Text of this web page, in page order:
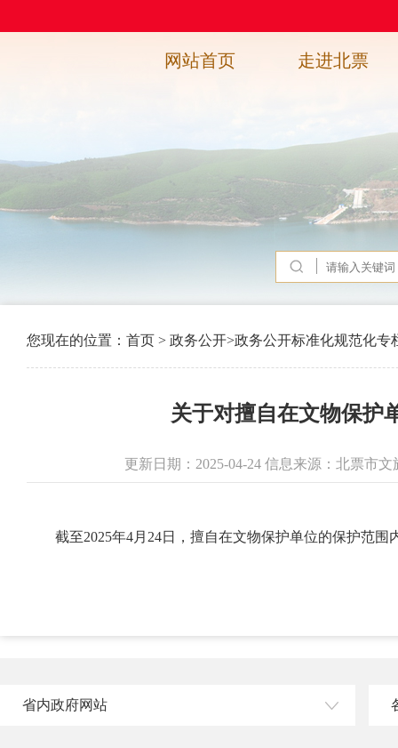
网站首页 走进北票
您现在的位置： 首页 > 政务公开>政务公开标准化规范化专
关于对擅自在文物保护
更新日期：2025-04-24 信息来源：北票市
截至2025年4月24日，擅自在文物保护单位的保护范
省内政府网站